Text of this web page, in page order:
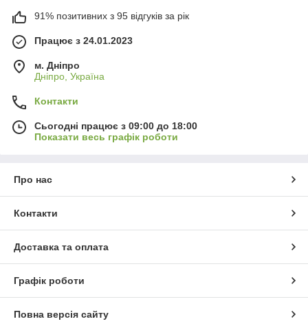
91% позитивних з 95 відгуків за рік
Працює з 24.01.2023
м. Дніпро
Дніпро, Україна
Контакти
Сьогодні працює з 09:00 до 18:00
Показати весь графік роботи
Про нас
Контакти
Доставка та оплата
Графік роботи
Повна версія сайту